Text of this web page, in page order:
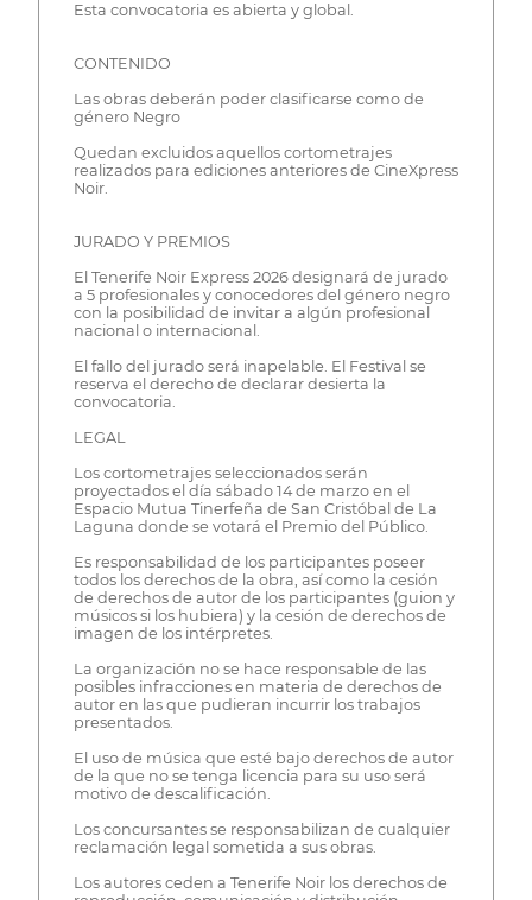
Esta convocatoria es abierta y global.
CONTENIDO
Las obras deberán poder clasificarse como de
género Negro
Quedan excluidos aquellos cortometrajes
realizados para ediciones anteriores de CineXpress
Noir.
JURADO Y PREMIOS
El Tenerife Noir Express 2026 designará de jurado
a 5 profesionales y conocedores del género negro
con la posibilidad de invitar a algún profesional
nacional o internacional.
El fallo del jurado será inapelable. El Festival se
reserva el derecho de declarar desierta la
convocatoria.
LEGAL
Los cortometrajes seleccionados serán
proyectados el día sábado 14 de marzo en el
Espacio Mutua Tinerfeña de San Cristóbal de La
Laguna donde se votará el Premio del Público.
Es responsabilidad de los participantes poseer
todos los derechos de la obra, así como la cesión
de derechos de autor de los participantes (guion y
músicos si los hubiera) y la cesión de derechos de
imagen de los intérpretes.
La organización no se hace responsable de las
posibles infracciones en materia de derechos de
autor en las que pudieran incurrir los trabajos
presentados.
El uso de música que esté bajo derechos de autor
de la que no se tenga licencia para su uso será
motivo de descalificación.
Los concursantes se responsabilizan de cualquier
reclamación legal sometida a sus obras.
Los autores ceden a Tenerife Noir los derechos de